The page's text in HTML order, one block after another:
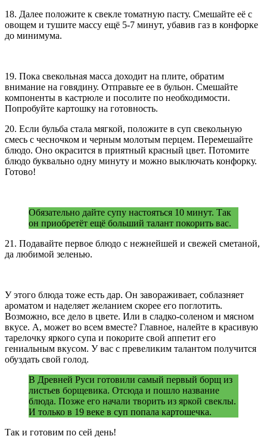
18. Далее положите к свекле томатную пасту. Смешайте её с
овощем и тушите массу ещё 5-7 минут, убавив газ в конфорке
до минимума.
19. Пока свекольная масса доходит на плите, обратим
внимание на говядину. Отправьте ее в бульон. Смешайте
компоненты в кастрюле и посолите по необходимости.
Попробуйте картошку на готовность.
20. Если бульба стала мягкой, положите в суп свекольную
смесь с чесночком и черным молотым перцем. Перемешайте
блюдо. Оно окрасится в приятный красный цвет. Потомите
блюдо буквально одну минуту и можно выключать конфорку.
Готово!
Обязательно дайте супу настояться 10 минут. Так
он приобретёт ещё больший талант покорить вас.
21. Подавайте первое блюдо с нежнейшей и свежей сметаной,
да любимой зеленью.
У этого блюда тоже есть дар. Он завораживает, соблазняет
ароматом и наделяет желанием скорее его поглотить.
Возможно, все дело в цвете. Или в сладко-соленом и мясном
вкусе. А, может во всем вместе? Главное, налейте в красивую
тарелочку яркого супа и покорите свой аппетит его
гениальным вкусом. У вас с превеликим талантом получится
обуздать свой голод.
В Древней Руси готовили самый первый борщ из
листьев борщевика. Отсюда и пошло название
блюда. Позже его начали творить из яркой свеклы.
И только в 19 веке в суп попала картошечка.
Так и готовим по сей день!